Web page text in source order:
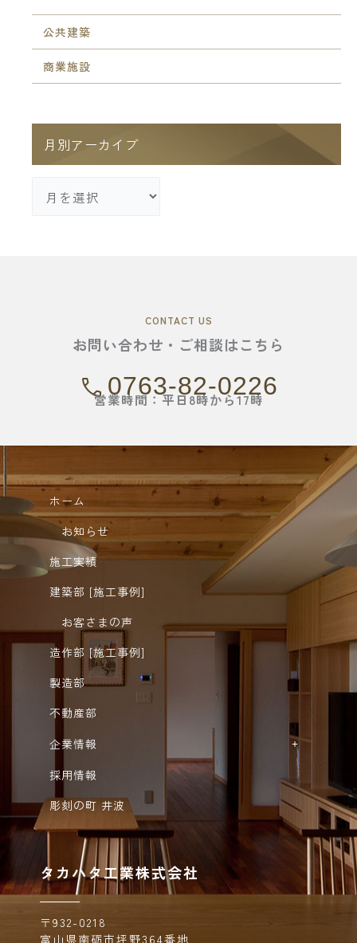
公共建築
商業施設
月別アーカイブ
CONTACT US
お問い合わせ・ご相談はこちら
0763-82-0226
営業時間：平日8時から17時
ホーム
お知らせ
施工実績
建築部 [施工事例]
お客さまの声
造作部 [施工事例]
製造部
不動産部
企業情報
採用情報
彫刻の町 井波
タカハタ工業株式会社
〒932-0218
富山県南砺市坪野364番地